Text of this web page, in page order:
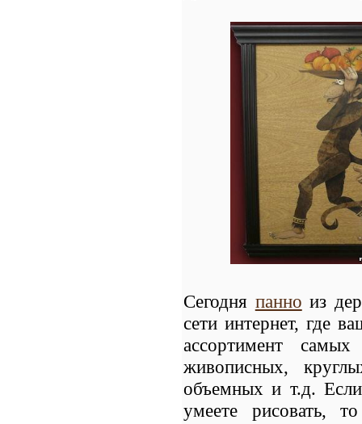
Сегодня панно из
сети интернет, где
ассортимент
живописных,
объемных и т.д.
умеете рисовать,